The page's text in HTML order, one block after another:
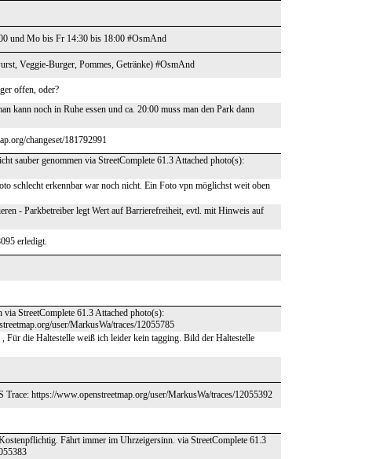
und Mo bis Fr 14:30 bis 18:00 #OsmAnd
Veggie-Burger, Pommes, Getränke) #OsmAnd
offen, oder?
kann noch in Ruhe essen und ca. 20:00 muss man den Park dann
changeset/181792991
sauber genommen via StreetComplete 61.3 Attached photo(s):
schlecht erkennbar war noch nicht. Ein Foto vpn möglichst weit oben
- Parkbetreiber legt Wert auf Barrierefreiheit, evtl. mit Hinweis auf
erledigt.
StreetComplete 61.3 Attached photo(s):
user/MarkusWa/traces/12055785
Für die Haltestelle weiß ich leider kein tagging. Bild der Haltestelle
https://www.openstreetmap.org/user/MarkusWa/traces/12055392
Fährt immer im Uhrzeigersinn. via StreetComplete 61.3